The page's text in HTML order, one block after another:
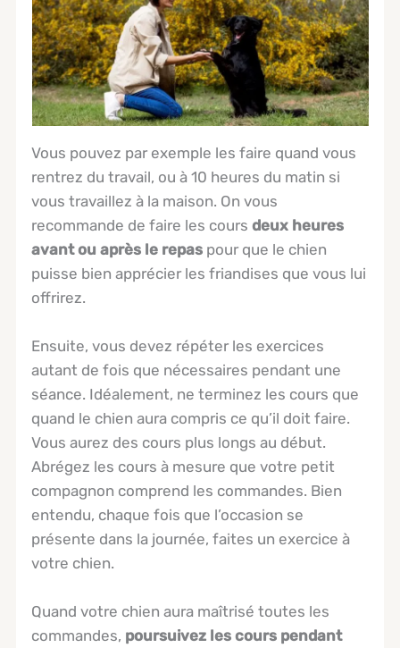
Vous pouvez par exemple les faire quand vous
rentrez du travail, ou à 10 heures du matin si
vous travaillez à la maison. On vous
recommande de faire les coursdeux heures
avant ou après le repas pour que le chien
puisse bien apprécier les friandises que vous lui
offrirez.
Ensuite, vous devez répéter les exercices
autant de fois que nécessaires pendant une
séance. Idéalement, ne terminez les cours que
quand le chien aura compris ce qu’il doit faire.
Vous aurez des cours plus longs au début.
Abrégez les cours à mesure que votre petit
compagnon comprend les commandes. Bien
entendu, chaque fois que l’occasion se
présente dans la journée, faites un exercice à
votre chien.
Quand votre chien aura maîtrisé toutes les
commandes, poursuivez les cours pendant